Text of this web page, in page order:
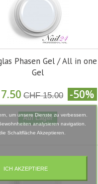
Phasen Gel / All in one
Gel
CHF 15.00 -50%
Auf Lager
um unsere Dienste zu verbessern.
analysieren navigation.
Schaltfläche Akzeptieren.
ICH AKZEPTIERE